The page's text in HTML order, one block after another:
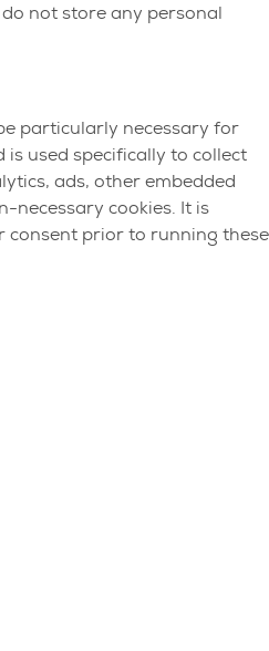
not store any personal
particularly necessary for
used specifically to collect
ads, other embedded
necessary cookies. It is
consent prior to running these